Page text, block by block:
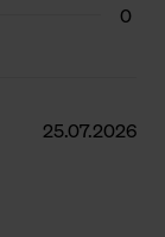
0
25.07.2026